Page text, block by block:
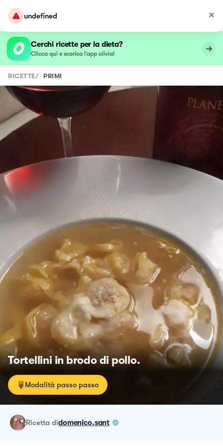
undefined
Cerchi ricette per la dieta?
Clicca qui e scarica l’app olivia!
RICETTE/ PRIMI
Tortellini in brodo di pollo.
Modalità passo passo
ricetta didomenico.sant